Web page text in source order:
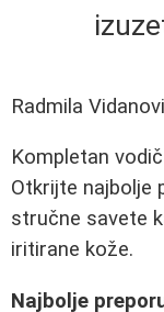
Radmila
Kompletan
Otkrijte najbolje
stručne savete
iritirane kože.
Najbolje